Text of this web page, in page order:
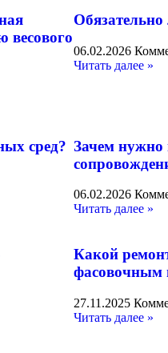
весового
Обязательно
06.02.2026
Читать далее »
сред? Зачем нужно
06.02.2026
Читать далее »
Какой
фасовочным
27.11.2025
Читать далее »